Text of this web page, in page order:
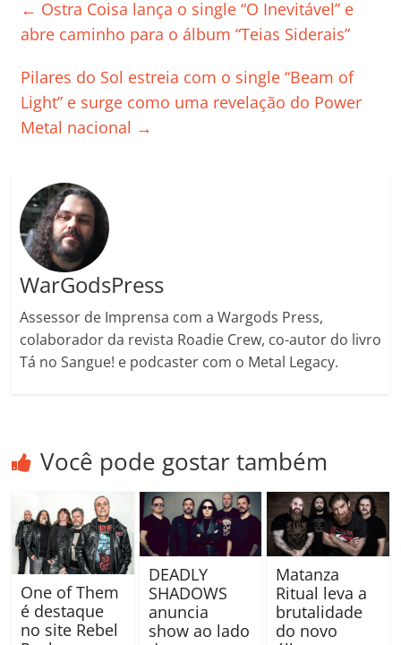
b
o
k
A
p
dI e
a
ss
Li
k
ar
h
ar
← Ostra Coisa lança o single “O Inevitável” e
abre caminho para o álbum “Teias Siderais”
Pilares do Sol estreia com o single “Beam of
Light” e surge como uma revelação do Power
Metal nacional →
WarGodsPress
Assessor de Imprensa com a Wargods Press,
colaborador da revista Roadie Crew, co-autor do livro
Tá no Sangue! e podcaster com o Metal Legacy.
Você pode gostar também
One of Them
é destaque
no site Rebel
DEADLY
SHADOWS
anuncia
show ao lado
Matanza
Ritual leva a
brutalidade
do novo